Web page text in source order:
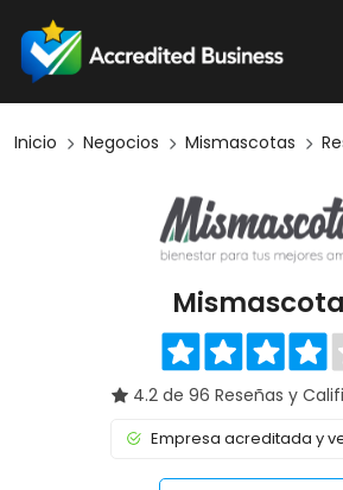
Inicio Negocios Mismascotas
4.2 de 96 Reseñas y
Empresa acreditada y